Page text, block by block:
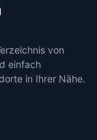
von
einfach
in Ihrer Nähe.